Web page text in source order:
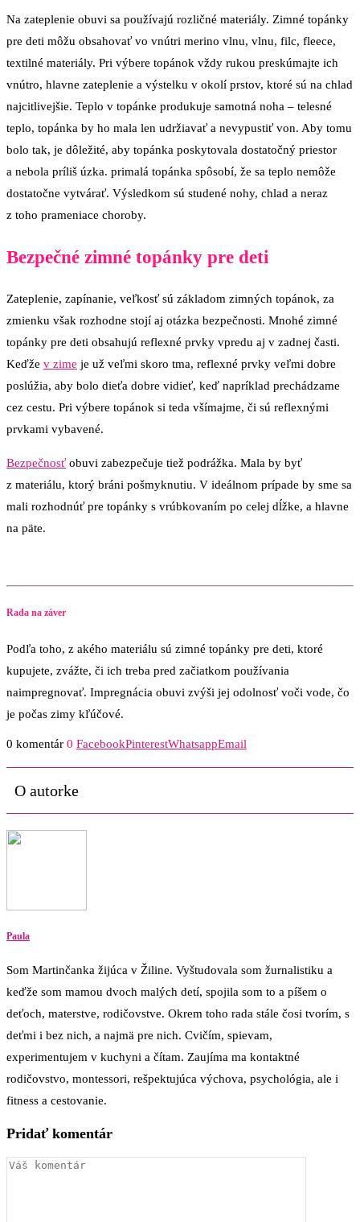
Na zateplenie obuvi sa používajú rozličné materiály. Zimné topánky
pre deti môžu obsahovať vo vnútri merino vlnu, vlnu, filc, fleece,
textilné materiály. Pri výbere topánok vždy rukou preskúmajte ich
vnútro, hlavne zateplenie a výstelku v okolí prstov, ktoré sú na chlad
najcitlivejšie. Teplo v topánke produkuje samotná noha – telesné
teplo, topánka by ho mala len udržiavať a nevypustiť von. Aby tomu
bolo tak, je dôležité, aby topánka poskytovala dostatočný priestor
a nebola príliš úzka. primalá topánka spôsobí, že sa teplo nemôže
dostatočne vytvárať. Výsledkom sú studené nohy, chlad a neraz
z toho prameniace choroby.
Bezpečné zimné topánky pre deti
Zateplenie, zapínanie, veľkosť sú základom zimných topánok, za
zmienku však rozhodne stojí aj otázka bezpečnosti. Mnohé zimné
topánky pre deti obsahujú reflexné prvky vpredu aj v zadnej časti.
Keďže v zime je už veľmi skoro tma, reflexné prvky veľmi dobre
poslúžia, aby bolo dieťa dobre vidieť, keď napríklad prechádzame
cez cestu. Pri výbere topánok si teda všímajme, či sú reflexnými
prvkami vybavené.
Bezpečnosť obuvi zabezpečuje tiež podrážka. Mala by byť
z materiálu, ktorý bráni pošmyknutiu. V ideálnom prípade by sme sa
mali rozhodnúť pre topánky s vrúbkovaním po celej dĺžke, a hlavne
na päte.
Rada na záver
Podľa toho, z akého materiálu sú zimné topánky pre deti, ktoré
kupujete, zvážte, či ich treba pred začiatkom používania
naimpregnovať. Impregnácia obuvi zvýši jej odolnosť voči vode, čo
je počas zimy kľúčové.
0 komentár 0 FacebookPinterestWhatsappEmail
O autorke
Paula
Som Martinčanka žijúca v Žiline. Vyštudovala som žurnalistiku a
keďže som mamou dvoch malých detí, spojila som to a píšem o
deťoch, materstve, rodičovstve. Okrem toho rada stále čosi tvorím, s
deťmi i bez nich, a najmä pre nich. Cvičím, spievam,
experimentujem v kuchyni a čítam. Zaujíma ma kontaktné
rodičovstvo, montessori, rešpektujúca výchova, psychológia, ale i
fitness a cestovanie.
Pridať komentár